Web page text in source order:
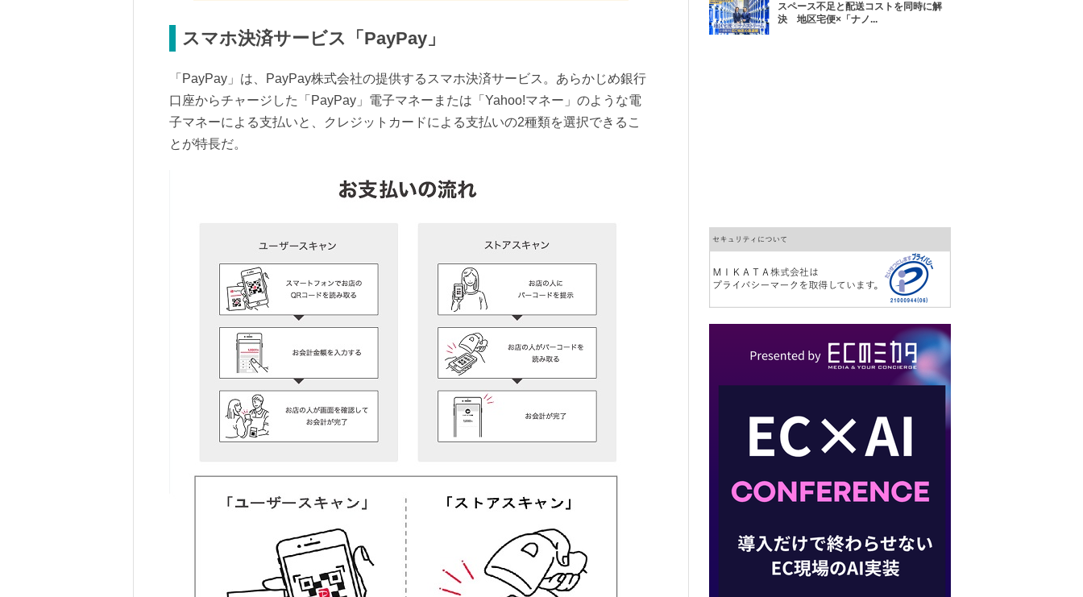
スマホ決済サービス「PayPay」
「PayPay」は、PayPay株式会社の提供するスマホ決済サービス。あらかじめ銀行
口座からチャージした「PayPay」電子マネーまたは「Yahoo!マネー」のような電
子マネーによる支払いと、クレジットカードによる支払いの2種類を選択できるこ
とが特長だ。
スペース不足と配送コストを同時に解
決 地区宅便×「ナノ...